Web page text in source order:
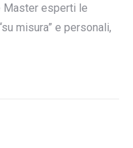
Master esperti le
misura” e personali,